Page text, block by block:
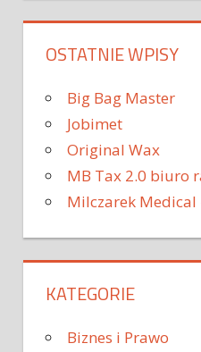
OSTATNIE WPISY
Big Bag Master
Jobimet
Original Wax
MB Tax 2.0 biuro
Milczarek Medical
KATEGORIE
Biznes i Prawo